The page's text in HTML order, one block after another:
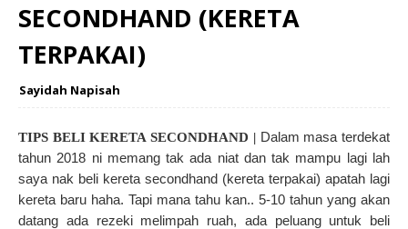
SECONDHAND (KERETA
TERPAKAI)
Sayidah Napisah
TIPS BELI KERETA SECONDHAND |Dalam masa terdekat
tahun 2018 ni memang tak ada niat dan tak mampu lagi lah
saya nak beli kereta secondhand (kereta terpakai) apatah lagi
kereta baru haha. Tapi mana tahu kan.. 5-10 tahun yang akan
datang ada rezeki melimpah ruah, ada peluang untuk beli